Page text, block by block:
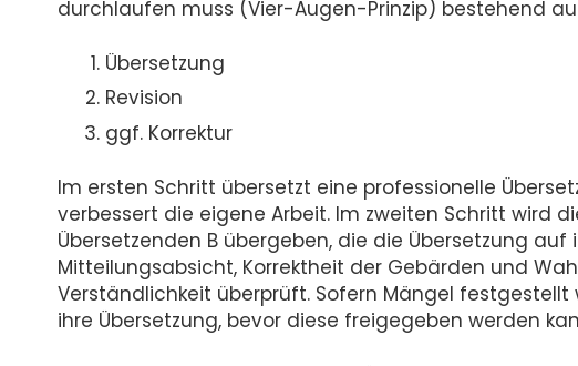
durchlaufen muss (Vier-Augen-Prinzip) bestehend
Übersetzung
Revision
ggf. Korrektur
Im ersten Schritt übersetzt eine professionelle
verbessert die eigene Arbeit. Im zweiten Schritt wird
Übersetzenden B übergeben, die die Übersetzung
Mitteilungsabsicht, Korrektheit der Gebärden und
Verständlichkeit überprüft. Sofern Mängel
ihre Übersetzung, bevor diese freigegeben werden